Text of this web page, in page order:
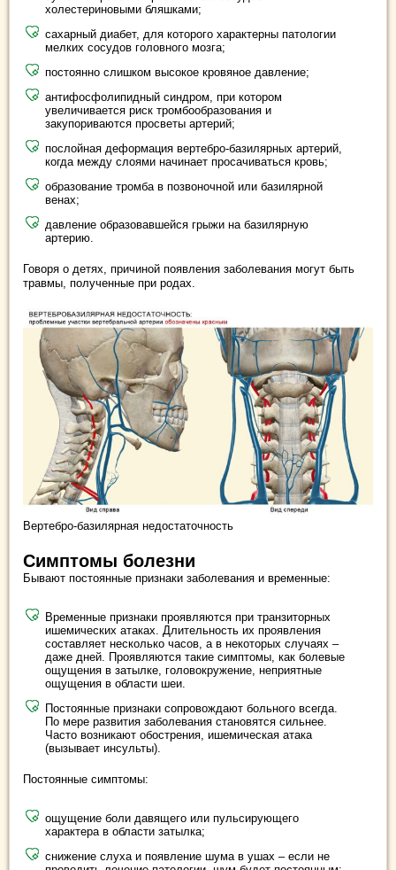
холестериновыми бляшками;
сахарный диабет, для которого характерны патологии
мелких сосудов головного мозга;
постоянно слишком высокое кровяное давление;
антифосфолипидный синдром, при котором
увеличивается риск тромбообразования и
закупориваются просветы артерий;
послойная деформация вертебро-базилярных артерий,
когда между слоями начинает просачиваться кровь;
образование тромба в позвоночной или базилярной
венах;
давление образовавшейся грыжи на базилярную
артерию.
Говоря о детях, причиной появления заболевания могут быть
травмы, полученные при родах.
Вертебро-базилярная недостаточность
Симптомы болезни
Бывают постоянные признаки заболевания и временные:
Временные признаки проявляются при транзиторных
ишемических атаках. Длительность их проявления
составляет несколько часов, а в некоторых случаях –
даже дней. Проявляются такие симптомы, как болевые
ощущения в затылке, головокружение, неприятные
ощущения в области шеи.
Постоянные признаки сопровождают больного всегда.
По мере развития заболевания становятся сильнее.
Часто возникают обострения, ишемическая атака
(вызывает инсульты).
Постоянные симптомы:
ощущение боли давящего или пульсирующего
характера в области затылка;
снижение слуха и появление шума в ушах – если не